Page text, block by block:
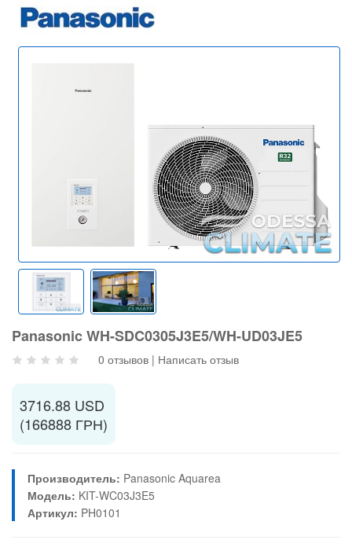
Panasonic WH-SDC0305J3E5/WH-UD03JE5
0 отзывов | Написать отзыв
3716.88 USD
(166888 ГРН)
Производитель: Panasonic Aquarea
Модель: KIT-WC03J3E5
Артикул: PH0101